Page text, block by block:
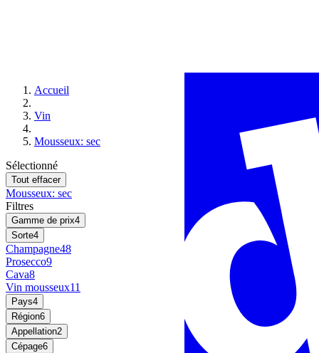
Accueil
Vin
Mousseux: sec
Sélectionné
Tout effacer
Mousseux: sec
Filtres
Gamme de prix4
Sorte4
Champagne48
Prosecco9
Cava8
Vin mousseux11
Pays4
Région6
Appellation2
Cépage6